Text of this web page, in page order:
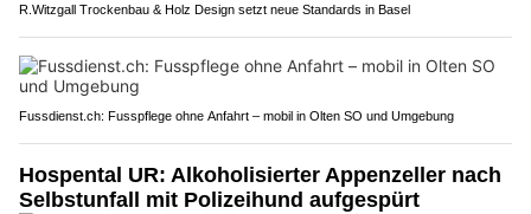
R.Witzgall Trockenbau & Holz Design setzt neue Standards in Basel
Fussdienst.ch: Fusspflege ohne Anfahrt – mobil in Olten SO und Umgebung
Hospental UR: Alkoholisierter Appenzeller nach
Selbstunfall mit Polizeihund aufgespürt